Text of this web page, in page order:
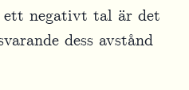
ett negativt tal är det
dess avstånd